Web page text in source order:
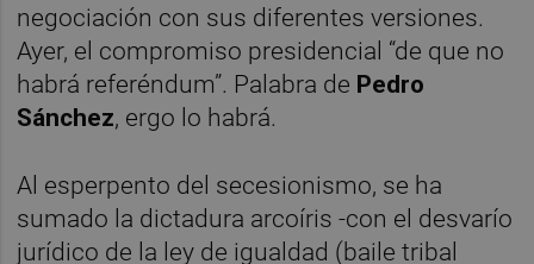
negociación con sus diferentes versiones.
Ayer, el compromiso presidencial “de que no
habrá referéndum”. Palabra de Pedro
Sánchez, ergo lo habrá.
Al esperpento del secesionismo, se ha
sumado la dictadura arcoíris -con el desvarío
jurídico de la ley de igualdad (baile tribal